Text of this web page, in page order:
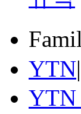
YTN|
YTN